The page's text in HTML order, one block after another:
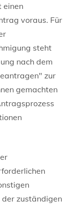
einen
voraus. Für
steht
nach dem
zur
gemachten
der zuständigen